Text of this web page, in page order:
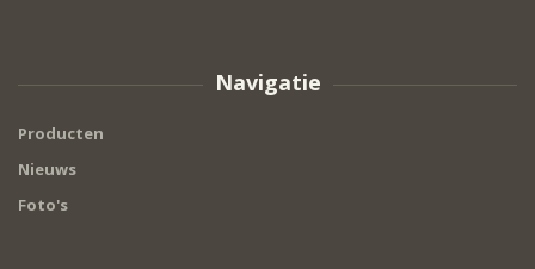
Navigatie
Producten
Nieuws
Foto's